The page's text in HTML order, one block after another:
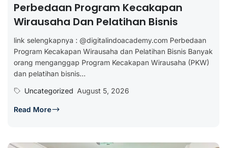
Perbedaan Program Kecakapan
Wirausaha Dan Pelatihan Bisnis
link selengkapnya : @digitalindoacademy.com Perbedaan
Program Kecakapan Wirausaha dan Pelatihan Bisnis Banyak
orang menganggap Program Kecakapan Wirausaha (PKW)
dan pelatihan bisnis...
Uncategorized August 5, 2026
Read More